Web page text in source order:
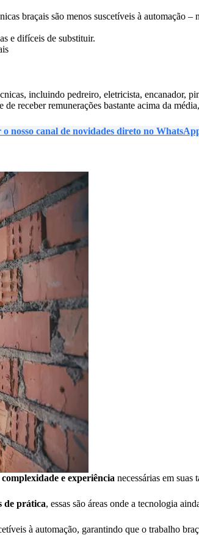
braçais são menos suscetíveis à automação
e difíceis de substituir.
incluindo pedreiro, eletricista, encanador,
receber remunerações bastante acima da
nosso canal de novidades direto no
complexidade e experiência necessárias em suas
de prática, essas são áreas onde a tecnologia
à automação, garantindo que o trabalho